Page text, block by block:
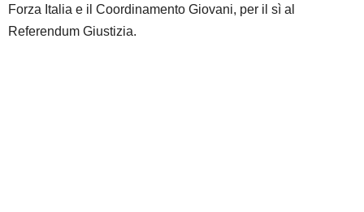
Forza Italia e il Coordinamento Giovani, per il sì al
Referendum Giustizia.